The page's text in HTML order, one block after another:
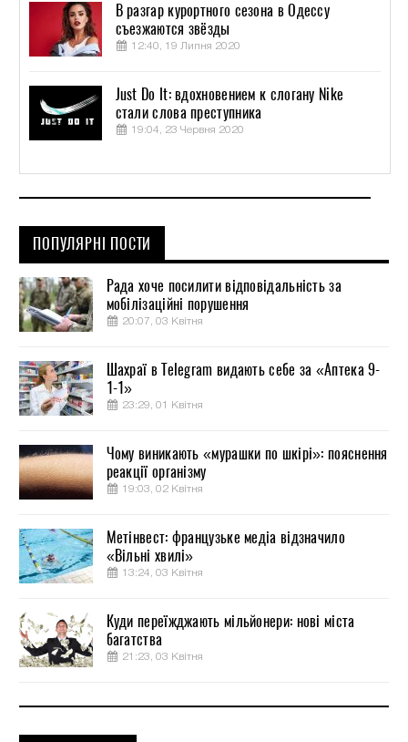
В разгар курортного сезона в Одессу
съезжаются звёзды
12:40, 19 Липня 2020
Just Do It: вдохновением к слогану Nike
стали слова преступника
19:04, 23 Червня 2020
ПОПУЛЯРНІ ПОСТИ
Рада хоче посилити відповідальність за
мобілізаційні порушення
20:07, 03 Квітня
Шахраї в Telegram видають себе за «Аптека 9-
1-1»
23:29, 01 Квітня
Чому виникають «мурашки по шкірі»: пояснення
реакції організму
19:03, 02 Квітня
Метінвест: французьке медіа відзначило
«Вільні хвилі»
13:24, 03 Квітня
Куди переїжджають мільйонери: нові міста
багатства
21:23, 03 Квітня